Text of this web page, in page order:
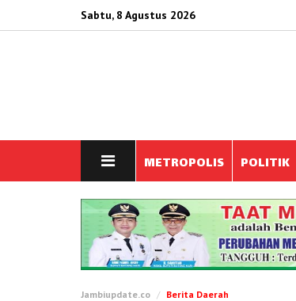
Sabtu, 8 Agustus 2026
METROPOLIS POLITIK
Jambiupdate.co Berita Daerah